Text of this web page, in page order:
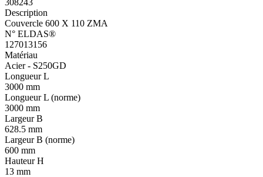
Description
Couvercle 600 X 110 ZMA
N° ELDAS®
127013156
Matériau
Acier - S250GD
Longueur L
3000 mm
Longueur L (norme)
3000 mm
Largeur B
628.5 mm
Largeur B (norme)
600 mm
Hauteur H
13 mm